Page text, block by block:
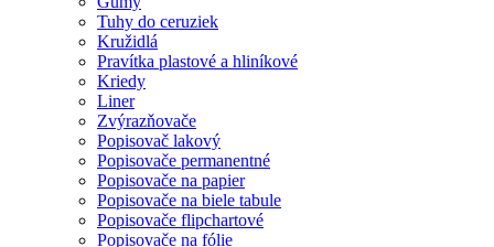
Tuhy do ceruziek
Kružidlá
Pravítka plastové a hliníkové
Kriedy
Liner
Zvýrazňovače
Popisovač lakový
Popisovače permanentné
Popisovače na papier
Popisovače na biele tabule
Popisovače flipchartové
Popisovače na fólie